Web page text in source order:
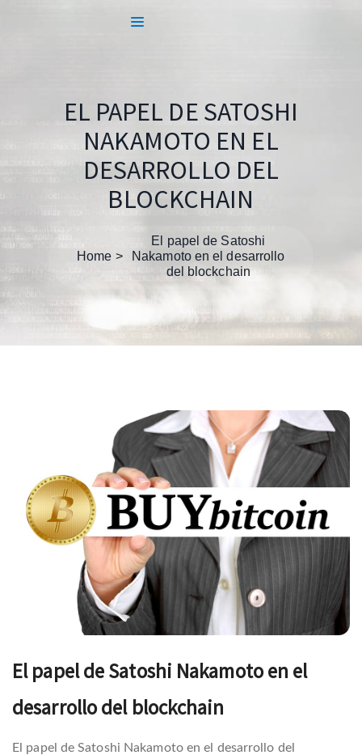
EL PAPEL DE SATOSHI
NAKAMOTO EN EL
DESARROLLO DEL
BLOCKCHAIN
Home
El papel de Satoshi
Nakamoto en el desarrollo
del blockchain
El papel de Satoshi Nakamoto en el
desarrollo del blockchain
El papel de Satoshi Nakamoto en el desarrollo del
Navegación
de
entradas